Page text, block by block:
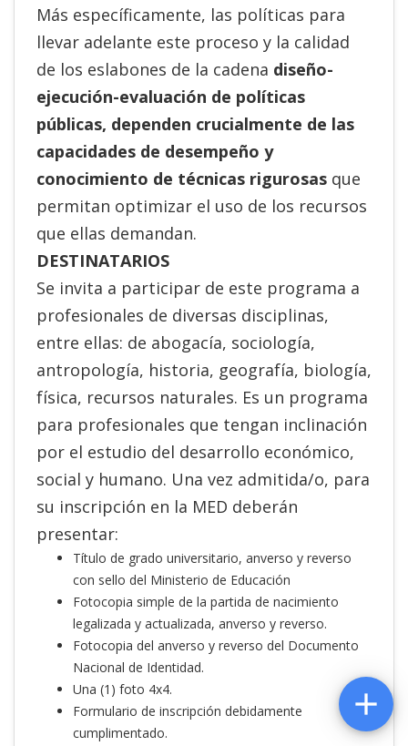
Más específicamente, las políticas para
llevar adelante este proceso y la calidad
de los eslabones de la cadena diseño-
ejecución-evaluación de políticas
públicas, dependen crucialmente de las
capacidades de desempeño y
conocimiento de técnicas rigurosas que
permitan optimizar el uso de los recursos
que ellas demandan.
DESTINATARIOS
Se invita a participar de este programa a
profesionales de diversas disciplinas,
entre ellas: de abogacía, sociología,
antropología, historia, geografía, biología,
física, recursos naturales. Es un programa
para profesionales que tengan inclinación
por el estudio del desarrollo económico,
social y humano. Una vez admitida/o, para
su inscripción en la MED deberán
presentar:
Título de grado universitario, anverso y reverso
con sello del Ministerio de Educación
Fotocopia simple de la partida de nacimiento
legalizada y actualizada, anverso y reverso.
Fotocopia del anverso y reverso del Documento
Nacional de Identidad.
Una (1) foto 4x4.
Formulario de inscripción debidamente
cumplimentado.
